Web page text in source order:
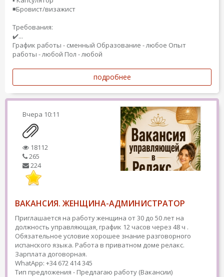
◾️Бровист/визажист
Требования:
✔️...
График работы - сменный Образование - любое Опыт
работы - любой Пол - любой
подробнее
Вчера 10:11
18112
265
224
ВАКАНСИЯ. ЖЕНЩИНА-АДМИНИСТРАТОР
Приглашается на работу женщина от 30 до 50 лет на
должность управляющая, график 12 часов через 48 ч .
Обязательное условие хорошее знание разговорного
испанского языка. Работа в приватном доме релакс.
Зарплата договорная.
WhatApp: +34 672 414 345
Тип предложения - Предлагаю работу (Вакансии)